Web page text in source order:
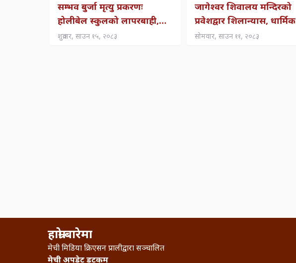
सम्भव बुर्जा मृत्यु प्रकरणः
होलीबेल स्कुलको लापरबाही,
चालक–सहचालकमाथि सवारी
शुक्रवार, साउन १५, २०८३
जागेश्वर शिवालय मन्दिरको
प्रवेशद्वार शिलान्यास, धार्मिक
पर्यटन प्रवर्द्धनमा जोड
सोमवार, साउन ११, २०८३
हाम्रो बारेमा
मेची मिडिया क्रिएसन प्रालीद्वारा सञ्चालित
मेची अपडेट डटकम